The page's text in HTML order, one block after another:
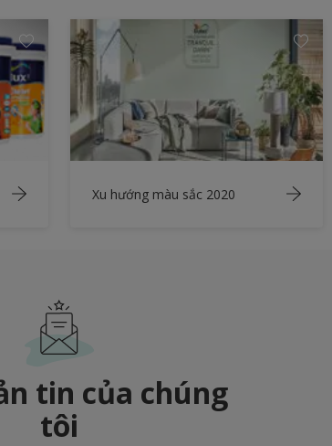
Xu hướng màu sắc 2020
tin của chúng
tôi